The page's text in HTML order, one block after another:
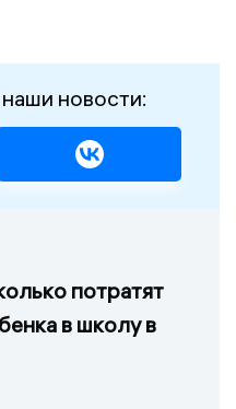
новости:
потратят
в школу в